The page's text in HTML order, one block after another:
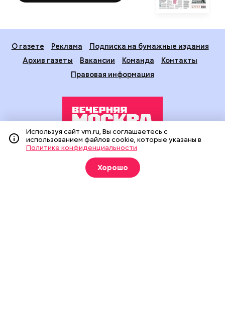
О газете Реклама
Подписка на бумажные издания
Архив газеты
Вакансии Команда
Контакты
Правовая информация
Издание создано при финансовой поддержке Департамента
средств массовой информации и рекламы города Москвы.
На сайте применяются рекомендательные технологии
(информационные технологии предоставления информации
Используя сайт vm.ru, Вы соглашаетесь с
использованием файлов cookie, которые указаны в
Политике конфиденциальности
Хорошо